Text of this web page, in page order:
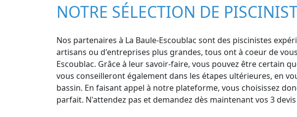
NOTRE SÉLECTION DE
Nos partenaires à La Baule-Escoublac sont des piscinistes
artisans ou d'entreprises plus grandes, tous ont à coeur de
Escoublac. Grâce à leur savoir-faire, vous pouvez être certain
vous conseilleront également dans les étapes ultérieures, en
bassin. En faisant appel à notre plateforme, vous choisissez
parfait. N'attendez pas et demandez dès maintenant vos 3